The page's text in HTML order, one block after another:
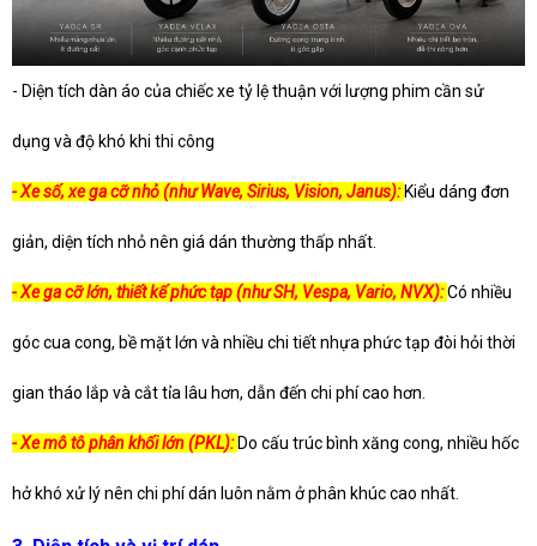
- Diện tích dàn áo của chiếc xe tỷ lệ thuận với lượng phim cần sử
dụng và độ khó khi thi công
- Xe số, xe ga cỡ nhỏ (như Wave, Sirius, Vision, Janus): Kiểu dáng đơn
giản, diện tích nhỏ nên giá dán thường thấp nhất.
- Xe ga cỡ lớn, thiết kế phức tạp (như SH, Vespa, Vario, NVX):Có nhiều
góc cua cong, bề mặt lớn và nhiều chi tiết nhựa phức tạp đòi hỏi thời
gian tháo lắp và cắt tỉa lâu hơn, dẫn đến chi phí cao hơn.
- Xe mô tô phân khối lớn (PKL): Do cấu trúc bình xăng cong, nhiều hốc
hở khó xử lý nên chi phí dán luôn nằm ở phân khúc cao nhất.